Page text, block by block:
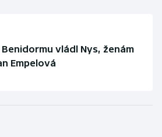
vládl Nys, ženám
Empelová